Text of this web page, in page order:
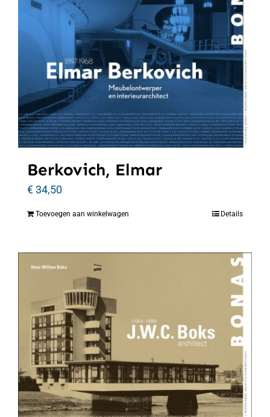
Berkovich, Elmar
€34,50
Toevoegen aan winkelwagen Details